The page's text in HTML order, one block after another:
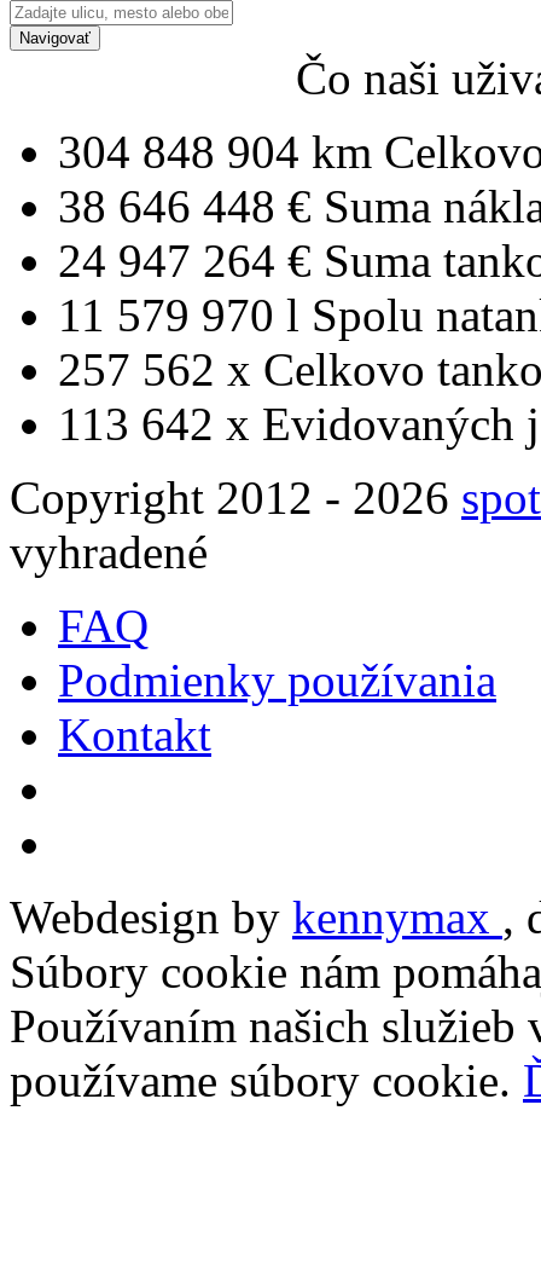
Navigovať
Čo naši
304 848 904 km
38 646 448 € Suma
24 947 264 € Suma
11 579 970 l Spolu
257 562 x Celkovo
113 642 x Evidovaných
Copyright 2012 - 2026
vyhradené
FAQ
Podmienky používania
Kontakt
Webdesign by kennymax ,
Súbory cookie nám
Používaním našich služieb
používame súbory cookie.